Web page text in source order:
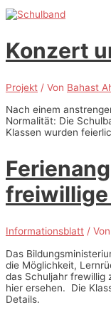
Konzert
Projekt / Von Bahast
Nach einem
Normalität: Die
Klassen wurden
Informationsblatt / Von
Das
die Möglichkeit,
das Schuljahr frewillig
hier ersehen. Die
Details.